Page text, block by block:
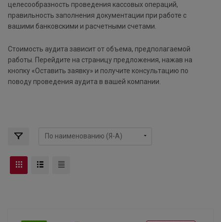
целесообразность проведения кассовых операций,
правильность заполнения документации при работе с
вашими банковскими и расчетными счетами.
Стоимость аудита зависит от объема, предполагаемой
работы. Перейдите на страницу предложения, нажав на
кнопку «Оставить заявку» и получите консультацию по
поводу проведения аудита в вашей компании.